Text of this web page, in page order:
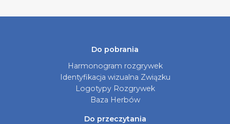
Do pobrania
Harmonogram rozgrywek
Identyfikacja wizualna Związku
Logotypy Rozgrywek
Baza Herbów
Do przeczytania